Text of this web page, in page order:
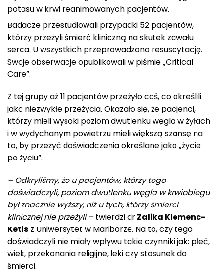
potasu w krwi reanimowanych pacjentów.
Badacze przestudiowali przypadki 52 pacjentów,
którzy przeżyli śmierć kliniczną na skutek zawału
serca. U wszystkich przeprowadzono resuscytację.
Swoje obserwacje opublikowali w piśmie „Critical
Care”.
Z tej grupy aż 11 pacjentów przeżyło coś, co określili
jako niezwykłe przeżycia. Okazało się, że pacjenci,
którzy mieli wysoki poziom dwutlenku węgla w żyłach
i w wydychanym powietrzu mieli większą szansę na
to, by przeżyć doświadczenia określane jako „życie
po życiu”.
– Odkryliśmy, że u pacjentów, którzy tego
doświadczyli, poziom dwutlenku węgla w krwiobiegu
był znacznie wyższy, niż u tych, którzy śmierci
klinicznej nie przeżyli – twierdzi drZalika Klemenc-
Ketis z Uniwersytet w Mariborze. Na to, czy tego
doświadczyli nie miały wpływu takie czynniki jak: płeć,
wiek, przekonania religijne, leki czy stosunek do
śmierci.